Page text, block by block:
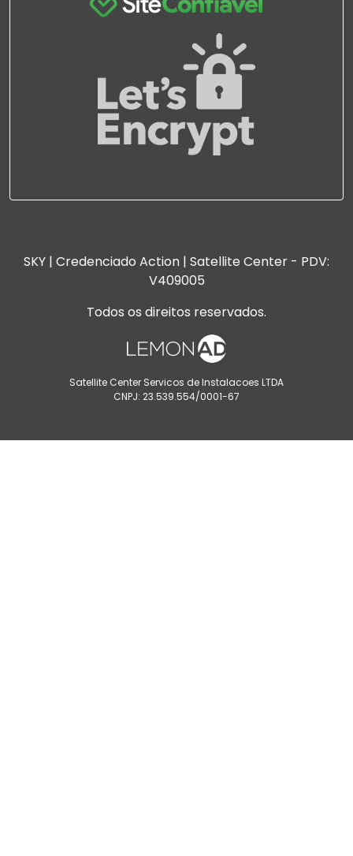
SKY | Credenciado Action | Satellite Center - PDV:
V409005
Todos os direitos reservados.
Satellite Center Servicos de Instalacoes LTDA
CNPJ: 23.539.554/0001-67